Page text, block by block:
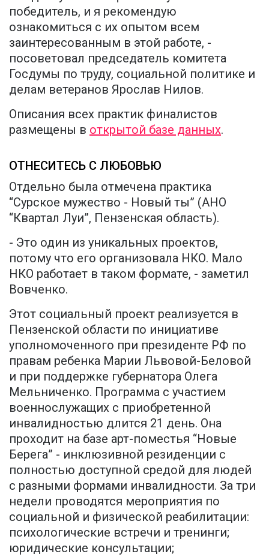
победитель, и я рекомендую
ознакомиться с их опытом всем
заинтересованным в этой работе, -
посоветовал председатель комитета
Госдумы по труду, социальной политике и
делам ветеранов Ярослав Нилов.
Описания всех практик финалистов
размещены в открытой базе данных.
ОТНЕСИТЕСЬ С ЛЮБОВЬЮ
Отдельно была отмечена практика
“Сурское мужество - Новый ты” (АНО
“Квартал Луи”, Пензенская область).
- Это один из уникальных проектов,
потому что его организовала НКО. Мало
НКО работает в таком формате, - заметил
Вовченко.
Этот социальный проект реализуется в
Пензенской области по инициативе
уполномоченного при президенте РФ по
правам ребенка Марии Львовой-Беловой
и при поддержке губернатора Олега
Мельниченко. Программа с участием
военнослужащих с приобретенной
инвалидностью длится 21 день. Она
проходит на базе арт-поместья “Новые
Берега” - инклюзивной резиденции с
полностью доступной средой для людей
с разными формами инвалидности. За три
недели проводятся мероприятия по
социальной и физической реабилитации:
психологические встречи и тренинги;
юридические консультации;